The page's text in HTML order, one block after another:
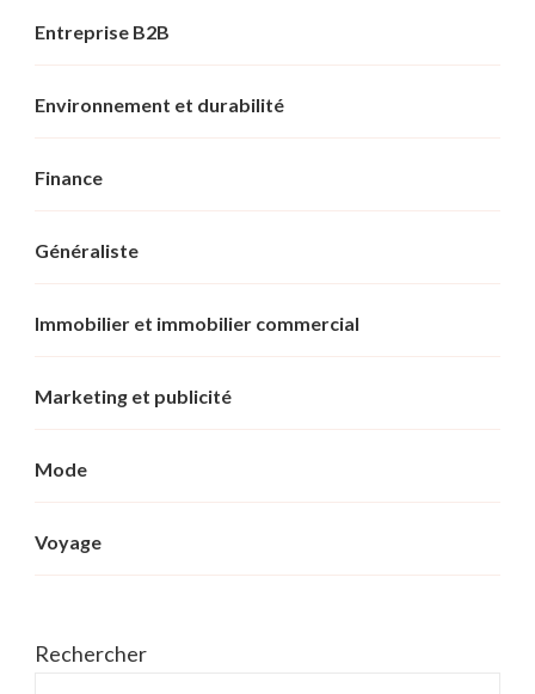
Entreprise B2B
Environnement et durabilité
Finance
Généraliste
Immobilier et immobilier commercial
Marketing et publicité
Mode
Voyage
Rechercher